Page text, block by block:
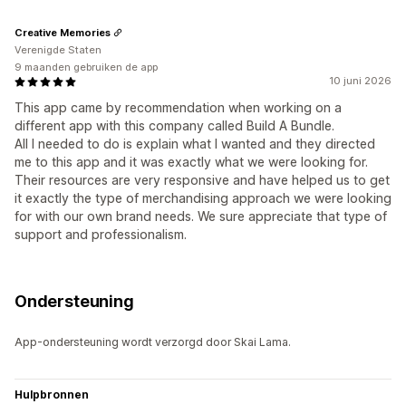
10 juni 2026
This app came by recommendation when working on a
different app with this company called Build A Bundle.
All I needed to do is explain what I wanted and they directed
me to this app and it was exactly what we were looking for.
Their resources are very responsive and have helped us to get
it exactly the type of merchandising approach we were looking
for with our own brand needs. We sure appreciate that type of
support and professionalism.
Creative Memories
Verenigde Staten
9 maanden gebruiken de app
Ondersteuning
App-ondersteuning wordt verzorgd door Skai Lama.
Hulpbronnen